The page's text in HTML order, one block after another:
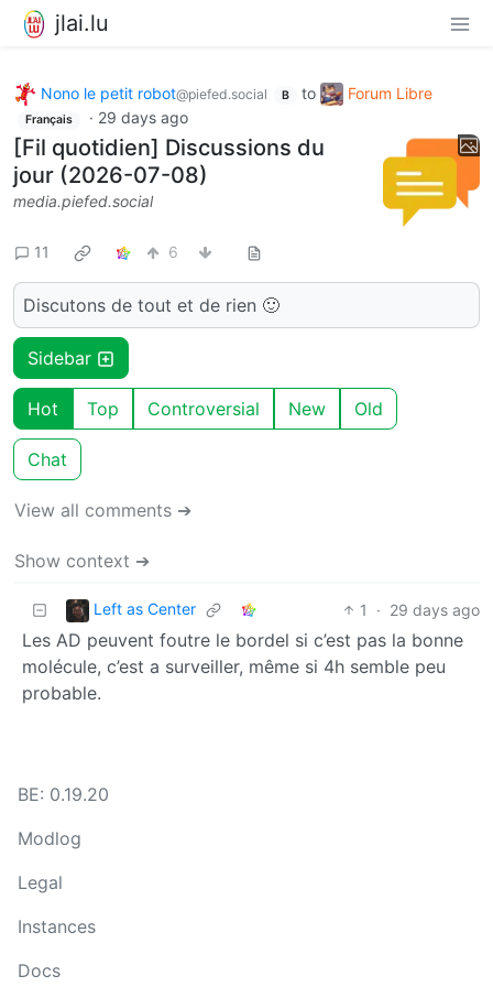
jlai.lu
Nono le petit robot@piefed.social B to Forum Libre
Français · 29 days ago
[Fil quotidien] Discussions du
jour (2026-07-08)
media.piefed.social
11 6
Discutons de tout et de rien 🙂
Sidebar
Hot Top Controversial New Old
Chat
View all comments ➔
Show context ➔
Left as Center 1 · 29 days ago
Les AD peuvent foutre le bordel si c’est pas la bonne
molécule, c’est a surveiller, même si 4h semble peu
probable.
BE: 0.19.20
Modlog
Legal
Instances
Docs